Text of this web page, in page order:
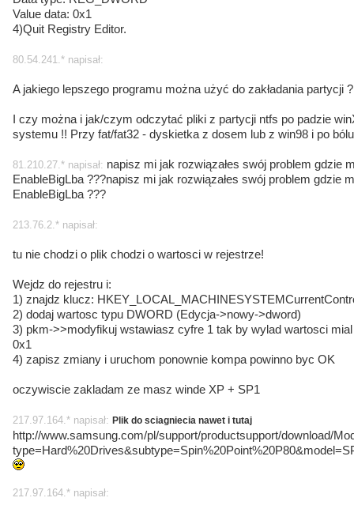
Value data: 0x1
4)Quit Registry Editor.
80.54.241.* napisał:
A jakiego lepszego programu można użyć do zakładania partycji ?
I czy można i jak/czym odczytać pliki z partycji ntfs po padzie
systemu !! Przy fat/fat32 - dyskietka z dosem lub z win98 i po
81.210.27.* napisał: napisz mi jak rozwiązałes swój problem gdzie
EnableBigLba ???napisz mi jak rozwiązałes swój problem gdzie
EnableBigLba ???
213.76.2.* napisał:
tu nie chodzi o plik chodzi o wartosci w rejestrze!
Wejdz do rejestru i:
1) znajdz klucz:
2) dodaj wartosc typu DWORD (Edycja->nowy->dword)
3) pkm->>modyfikuj wstawiasz cyfre 1 tak by wylad wartosci
0x1
4) zapisz zmiany i uruchom ponownie kompa powinno byc OK
oczywiscie zakladam ze masz winde XP + SP1
217.97.164.* napisał: Plik do sciagniecia nawet i tutaj
http://www.samsung.com/pl/support/productsupport/download/
217.97.164.* napisał: